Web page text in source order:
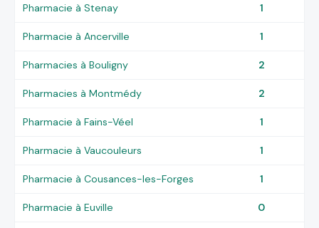
Pharmacie à Stenay 1
Pharmacie à Ancerville 1
Pharmacies à Bouligny 2
Pharmacies à Montmédy 2
Pharmacie à Fains-Véel 1
Pharmacie à Vaucouleurs 1
Pharmacie à Cousances-les-Forges 1
Pharmacie à Euville 0